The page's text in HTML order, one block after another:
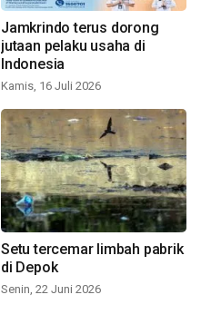
Jamkrindo terus dorong
jutaan pelaku usaha di
Indonesia
Kamis, 16 Juli 2026
Setu tercemar limbah pabrik
di Depok
Senin, 22 Juni 2026